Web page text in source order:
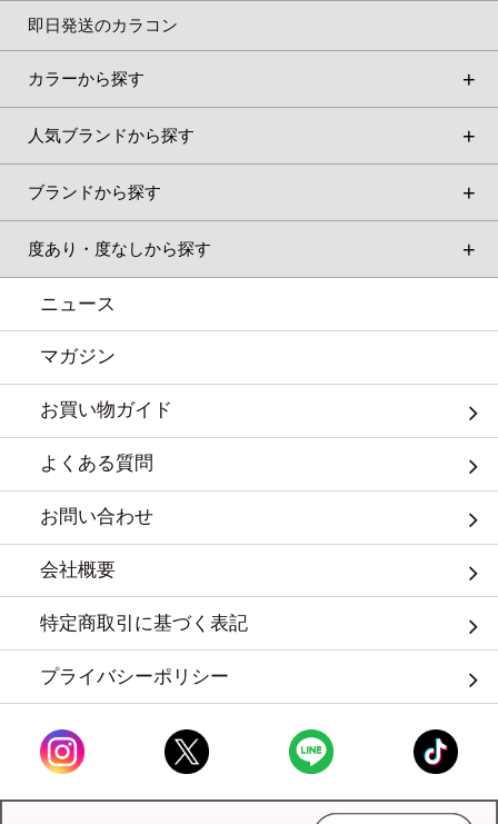
即日発送のカラコン
カラーから探す
人気ブランドから探す
ブランドから探す
度あり・度なしから探す
ニュース
マガジン
お買い物ガイド
よくある質問
お問い合わせ
会社概要
特定商取引に基づく表記
プライバシーポリシー